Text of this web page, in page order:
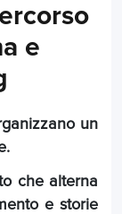
e
un
che alterna
e storie